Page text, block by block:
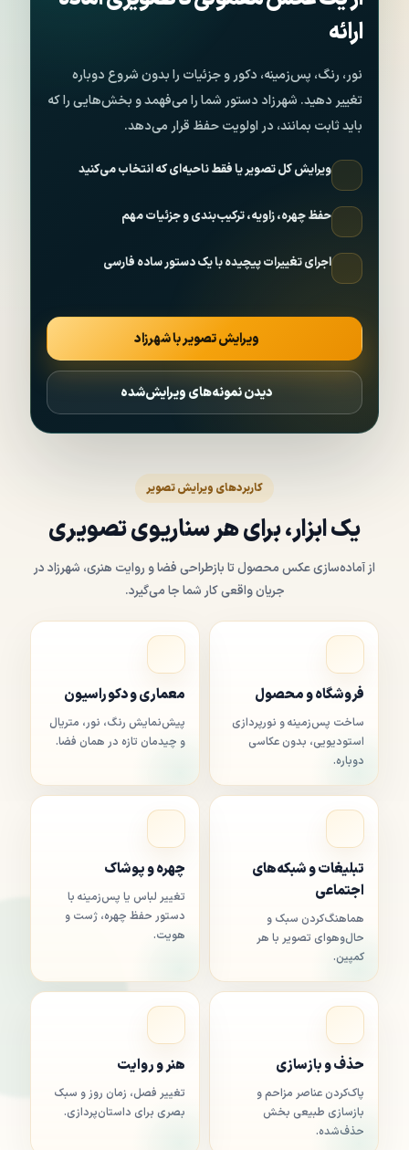
ارائه
نور، رنگ، پس‌زمینه، دکور و جزئیات را بدون شروع دوباره
تغییر دهید. شهرزاد دستور شما را می‌فهمد و بخش‌هایی را که
باید ثابت بمانند، در اولویت حفظ قرار می‌دهد.
ویرایش کل تصویر یا فقط ناحیه‌ای که انتخاب می‌کنید
حفظ چهره، زاویه، ترکیب‌بندی و جزئیات مهم
اجرای تغییرات پیچیده با یک دستور ساده فارسی
ویرایش تصویر با شهرزاد
دیدن نمونه‌های ویرایش‌شده
کاربردهای ویرایش تصویر
یک ابزار، برای هر سناریوی تصویری
از آماده‌سازی عکس محصول تا بازطراحی فضا و روایت هنری، شهرزاد در
جریان واقعی کار شما جا می‌گیرد.
فروشگاه و محصول
ساخت پس‌زمینه و نورپردازی
استودیویی، بدون عکاسی
دوباره.
معماری و دکوراسیون
پیش‌نمایش رنگ، نور، متریال
و چیدمان تازه در همان فضا.
تبلیغات و شبکه‌های
اجتماعی
هماهنگ‌کردن سبک و
حال‌وهوای تصویر با هر
کمپین.
چهره و پوشاک
تغییر لباس یا پس‌زمینه با
دستور حفظ چهره، ژست و
هویت.
حذف و بازسازی
پاک‌کردن عناصر مزاحم و
بازسازی طبیعی بخش
حذف‌شده.
هنر و روایت
تغییر فصل، زمان روز و سبک
بصری برای داستان‌پردازی.